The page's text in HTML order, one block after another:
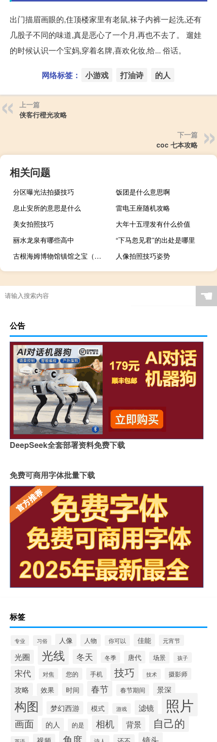
出门描眉画眼的,住顶楼家里有老鼠,袜子内裤一起洗,还有
几股子不同的味道,真是恶心了一个月,再也不去了。 遛娃
的时候认识一个宝妈,穿着名牌,喜欢化妆,给... 俗话。
网络标签： 小游戏 打油诗 的人
上一篇
侠客行橙光攻略
下一篇
coc 七本攻略
相关问题
分区曝光法拍摄技巧
饭团是什么意思啊
息止安所的意思是什么
雷电王座随机攻略
美女拍照技巧
大年十五理发有什么价值
丽水龙泉有哪些高中
“下马忽见君”的出处是哪里
古根海姆博物馆镇馆之宝（古根海姆博物馆简介）
人像拍照技巧姿势
☚
公告
DeepSeek全套部署资料免费下载
免费可商用字体批量下载
标签
专业 习俗 人像 人物 你可以 佳能 元宵节
光圈 光线 冬天 冬季 唐代 场景 孩子
宋代 对焦 您的 手机 技巧 技术 摄影师
攻略 效果 时间 春节 春节期间 景深
构图 梦幻西游 模式 游戏 滤镜 照片
画面 的人 的是 相机 背景 自己的